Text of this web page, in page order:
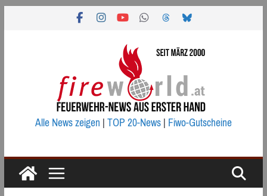
Alle News zeigen|TOP 20-News|Fiwo-Gutscheine